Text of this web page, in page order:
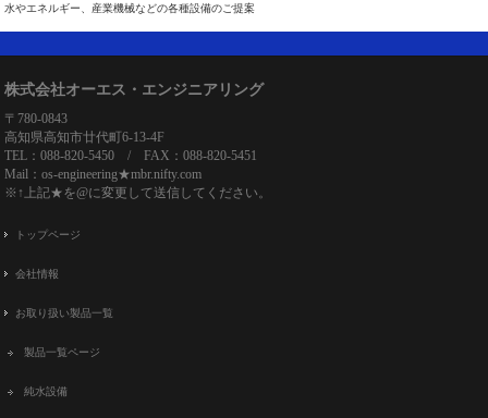
水やエネルギー、産業機械などの各種設備のご提案
株式会社オーエス・エンジニアリング
〒780-0843
高知県高知市廿代町6-13-4F
TEL：088-820-5450 / FAX：088-820-5451
Mail：os-engineering★mbr.nifty.com
※↑上記★を@に変更して送信してください。
トップページ
会社情報
お取り扱い製品一覧
製品一覧ページ
純水設備